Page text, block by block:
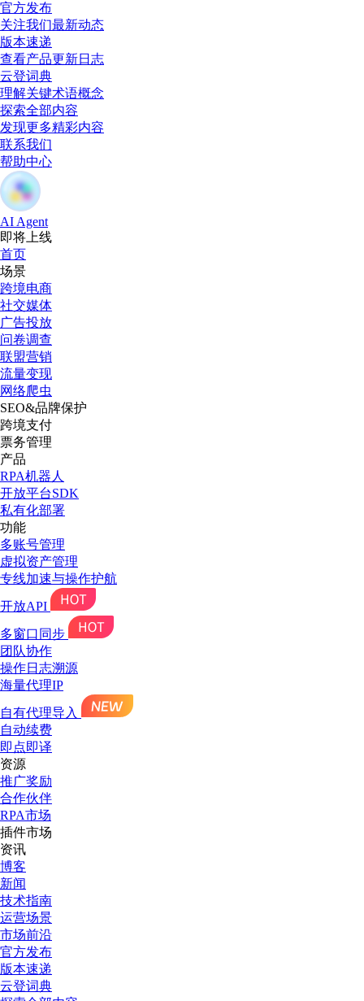
官方发布
关注我们最新动态
版本速递
查看产品更新日志
云登词典
理解关键术语概念
探索全部内容
发现更多精彩内容
联系我们
帮助中心
AI Agent
即将上线
首页
场景
跨境电商
社交媒体
广告投放
问卷调查
联盟营销
流量变现
网络爬虫
SEO&品牌保护
跨境支付
票务管理
产品
RPA机器人
开放平台SDK
私有化部署
功能
多账号管理
虚拟资产管理
专线加速与操作护航
开放API
多窗口同步
团队协作
操作日志溯源
海量代理IP
自有代理导入
自动续费
即点即译
资源
推广奖励
合作伙伴
RPA市场
插件市场
资讯
博客
新闻
技术指南
运营场景
市场前沿
官方发布
版本速递
云登词典